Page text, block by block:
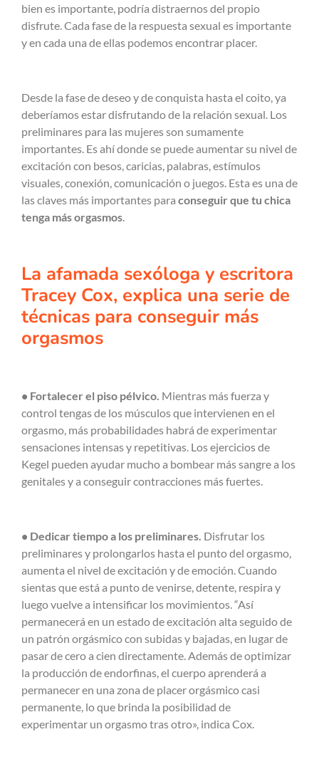
bien es importante, podría distraernos del propio
disfrute. Cada fase de la respuesta sexual es importante
y en cada una de ellas podemos encontrar placer.
Desde la fase de deseo y de conquista hasta el coito, ya
deberíamos estar disfrutando de la relación sexual. Los
preliminares para las mujeres son sumamente
importantes. Es ahí donde se puede aumentar su nivel de
excitación con besos, caricias, palabras, estímulos
visuales, conexión, comunicación o juegos. Esta es una de
las claves más importantes para conseguir que tu chica
tenga más orgasmos
La afamada sexóloga y escritora
Tracey Cox, explica una serie de
técnicas para conseguir más
orgasmos
• Fortalecer el piso pélvico. Mientras más fuerza y
control tengas de los músculos que intervienen en el
orgasmo, más probabilidades habrá de experimentar
sensaciones intensas y repetitivas. Los ejercicios de
Kegel pueden ayudar mucho a bombear más sangre a los
genitales y a conseguir contracciones más fuertes.
• Dedicar tiempo a los preliminares. Disfrutar los
preliminares y prolongarlos hasta el punto del orgasmo,
aumenta el nivel de excitación y de emoción. Cuando
sientas que está a punto de venirse, detente, respira y
luego vuelve a intensificar los movimientos. “Así
permanecerá en un estado de excitación alta seguido de
un patrón orgásmico con subidas y bajadas, en lugar de
pasar de cero a cien directamente. Además de optimizar
la producción de endorfinas, el cuerpo aprenderá a
permanecer en una zona de placer orgásmico casi
permanente, lo que brinda la posibilidad de
experimentar un orgasmo tras otro», indica Cox.